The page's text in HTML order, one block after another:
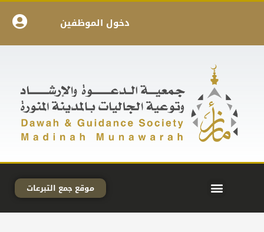
دخول الموظفين
موقع جمع التبرعات